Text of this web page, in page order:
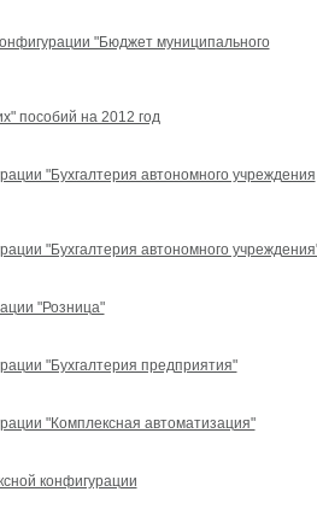
"Бюджет муниципального
пособий на 2012 год
"Бухгалтерия автономного учреждения
"Бухгалтерия автономного
"Розница"
"Бухгалтерия предприятия"
"Комплексная автоматизация"
конфигурации